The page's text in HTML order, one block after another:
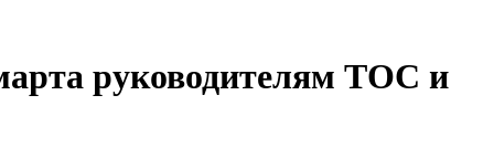
руководителям ТОС и